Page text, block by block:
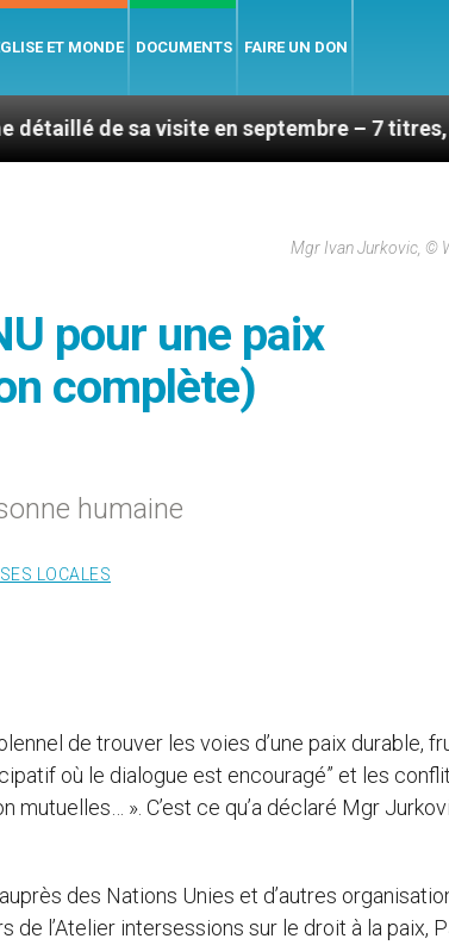
ET MONDE DOCUMENTS FAIRE UN DON
visite en septembre – 7 titres, vendredi 7
Mgr Ivan Jurkovic, ©
pour une paix
complète)
humaine
LOCALES
de trouver les voies d’une paix durable,
où le dialogue est encouragé” et les
». C’est ce qu’a déclaré Mgr
des Nations Unies et d’autres
l’Atelier intersessions sur le droit à la paix,